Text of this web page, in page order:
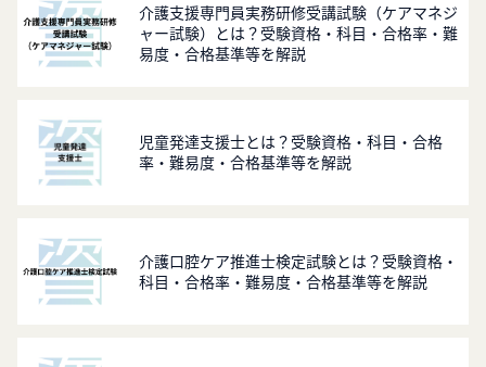
介護支援専門員実務研修受講試験（ケアマネジ
ャー試験）とは？受験資格・科目・合格率・難
易度・合格基準等を解説
児童発達支援士とは？受験資格・科目・合格
率・難易度・合格基準等を解説
介護口腔ケア推進士検定試験とは？受験資格・
科目・合格率・難易度・合格基準等を解説